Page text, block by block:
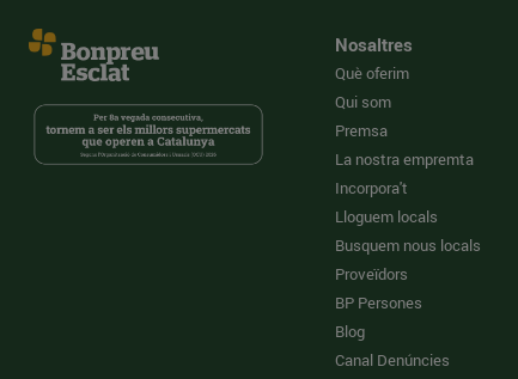
Nosaltres
Què oferim
Qui som
Premsa
La nostra empremta
Incorpora't
Lloguem locals
Busquem nous locals
Proveïdors
BP Persones
Blog
Canal Denúncies